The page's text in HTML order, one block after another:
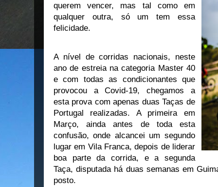
querem vencer, mas tal como em
qualquer outra, só um tem essa
felicidade.
A nível de corridas nacionais, neste
ano de estreia na categoria Master 40
e com todas as condicionantes que
provocou a Covid-19, chegamos a
esta prova com apenas duas Taças de
Portugal realizadas. A primeira em
Março, ainda antes de toda esta
confusão, onde alcancei um segundo
lugar em Vila Franca, depois de liderar
boa parte da corrida, e a segunda
Taça, disputada há duas semanas em
posto.